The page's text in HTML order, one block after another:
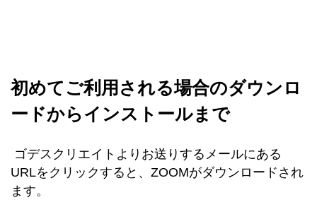
初めてご利用される場合のダウンロ
ードからインストールまで
ゴデスクリエイトよりお送りするメールにある
URLをクリックすると、ZOOMがダウンロードされ
ます。